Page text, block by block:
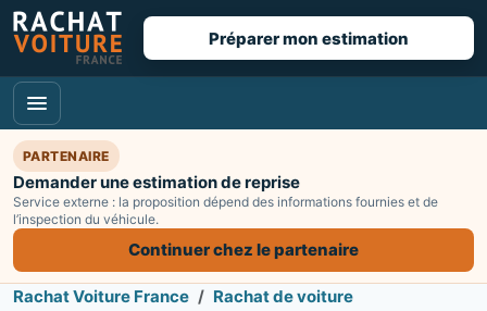
Préparer mon estimation
PARTENAIRE
Demander une estimation de reprise
Service externe : la proposition dépend des informations fournies et de
l’inspection du véhicule.
Continuer chez le partenaire
Rachat Voiture France
Rachat de voiture